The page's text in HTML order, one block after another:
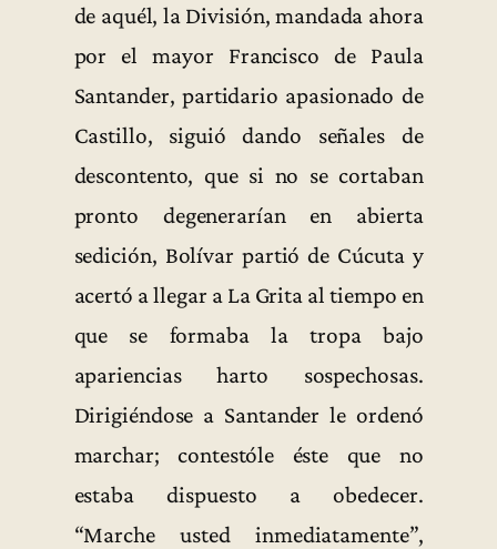
de aquél, la División, mandada ahora
por el mayor Francisco de Paula
Santander, partidario apasionado de
Castillo, siguió dando señales de
descontento, que si no se cortaban
pronto degenerarían en abierta
sedición, Bolívar partió de Cúcuta y
acertó a llegar a La Grita al tiempo en
que se formaba la tropa bajo
apariencias harto sospechosas.
Dirigiéndose a Santander le ordenó
marchar; contestóle éste que no
estaba dispuesto a obedecer.
“Marche usted inmediatamente”,